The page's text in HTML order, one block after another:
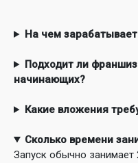
На чем
Подходит ли
начинающих?
Какие вложения
Сколько времени
Запуск обычно занимает